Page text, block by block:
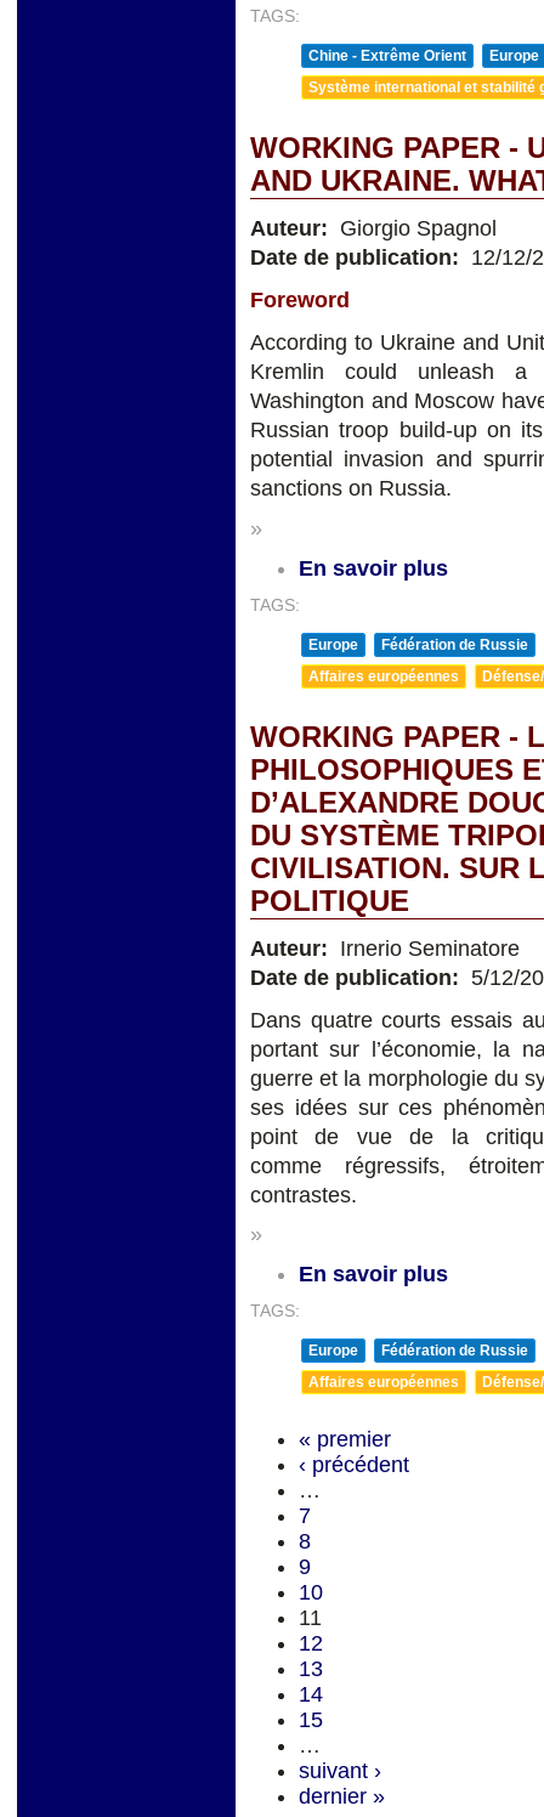
TAGS:
Chine - Extrême Orient
Europe
Système international et stabilité
WORKING PAPER -
AND UKRAINE.
Auteur: Giorgio Spagnol
Date de publication: 12/12/
Foreword
According to Ukraine and
Kremlin could unleash a
Washington and Moscow
Russian troop build-up on
potential invasion and
sanctions on Russia.
»
En savoir plus
TAGS:
Europe
Fédération de Russie
Affaires européennes
WORKING PAPER -
PHILOSOPHIQUES
D’ALEXANDRE
DU SYSTÈME
CIVILISATION. SUR
POLITIQUE
Auteur: Irnerio Seminatore
Date de publication: 5/12/
Dans quatre courts essais
portant sur l’économie, la
guerre et la morphologie du
ses idées sur ces
point de vue de la
comme régressifs,
contrastes.
»
En savoir plus
TAGS:
Europe
Fédération de Russie
Affaires européennes
« premier
‹ précédent
…
7
8
9
10
11
12
13
14
15
…
suivant ›
dernier »